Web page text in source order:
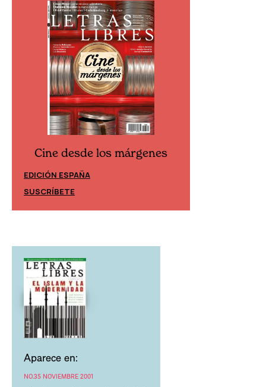
Cine desde los márgenes
EDICIÓN ESPAÑA
SUSCRÍBETE
Aparece en:
NO.35 NOVIEMBRE 2001